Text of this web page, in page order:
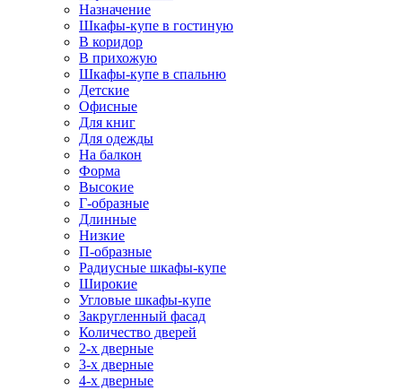
Назначение
Шкафы-купе в гостиную
В коридор
В прихожую
Шкафы-купе в спальню
Детские
Офисные
Для книг
Для одежды
На балкон
Форма
Высокие
Г-образные
Длинные
Низкие
П-образные
Радиусные шкафы-купе
Широкие
Угловые шкафы-купе
Закругленный фасад
Количество дверей
2-х дверные
3-х дверные
4-х дверные